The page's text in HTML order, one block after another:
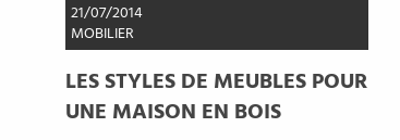
21/07/2014
MOBILIER
LES STYLES DE MEUBLES POUR
UNE MAISON EN BOIS